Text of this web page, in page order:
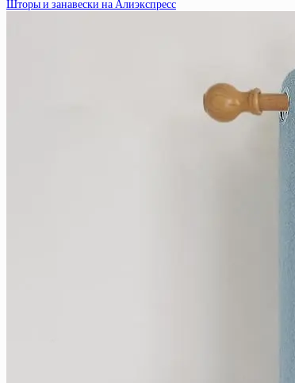
Шторы и занавески на Алиэкспресс